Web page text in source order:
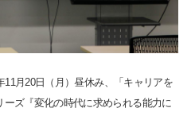
月20日（月）昼休み、「キャリアを
ズ『変化の時代に求められる能力に